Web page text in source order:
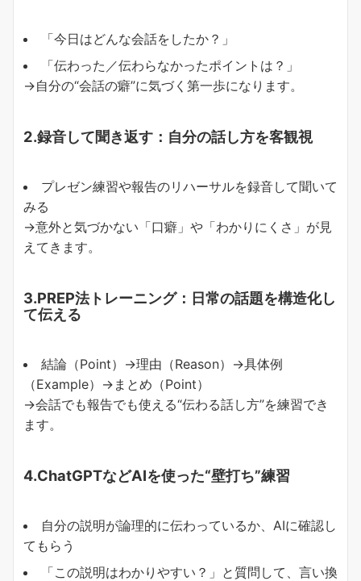
「今日はどんな会話をしたか？」
「伝わった／伝わらなかったポイントは？」
→自分の“会話の癖”に気づく第一歩になります。
2.録音して聞き返す：自分の話し方を客観視
プレゼン練習や報告のリハーサルを録音して聞いて
みる
→意外と気づかない「口癖」や「わかりにくさ」が見
えてきます。
3.PREP法トレーニング：日常の話題を構造化し
て伝える
結論（Point）→理由（Reason）→具体例
（Example）→まとめ（Point）
→会話でも報告でも使える“伝わる話し方”を練習でき
ます。
4.ChatGPTなどAIを使った“壁打ち”練習
自分の説明が論理的に伝わっているか、AIに確認し
てもらう
「この説明はわかりやすい？」と質問して、言い換